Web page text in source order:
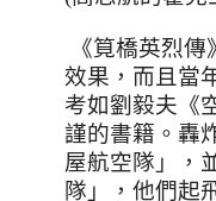
《筧橋英烈
效果，而且當
考如劉毅夫《
謹的書籍。轟
屋航空隊」，
隊」，他們起